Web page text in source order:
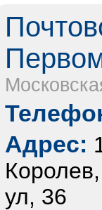
Адрес:
ул, 36